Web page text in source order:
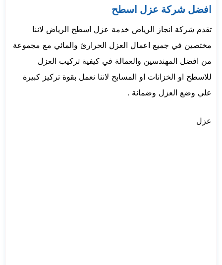
افضل شركة عزل اسطح
تقدم شركة انجاز الرياض خدمة عزل اسطح الرياض لاننا
مختصين في جميع اعمال العزل الحرارئ والمائي مع مجموعة
من افضل المهندسين والعمالة في كيفية تركيب العزل
للاسطح او الخزانات او المسابح لاننا نعمل بقوة تركيز كبيرة
علي وضع العزل وضمانة .
عزل